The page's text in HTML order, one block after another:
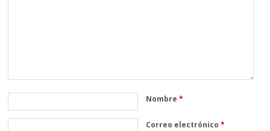
Nombre*
Correo electrónico*